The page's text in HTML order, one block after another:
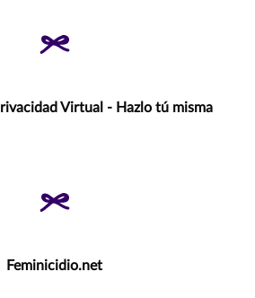
Virtual - Hazlo tú misma
Feminicidio.net